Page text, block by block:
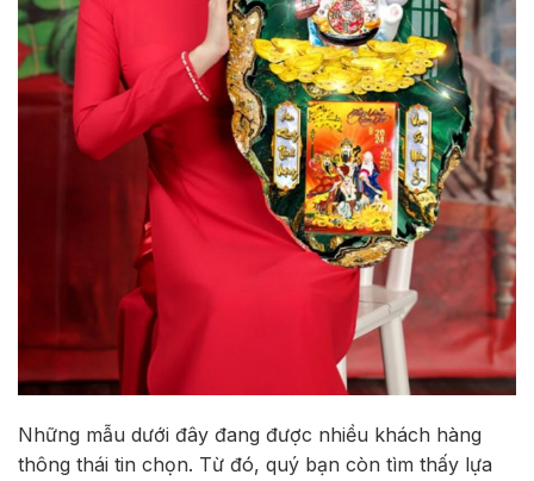
Những mẫu dưới đây đang được nhiều khách hàng
thông thái tin chọn. Từ đó, quý bạn còn tìm thấy lựa